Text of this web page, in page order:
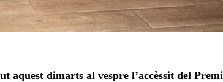
aquest dimarts al vespre l’accèssit del Premi